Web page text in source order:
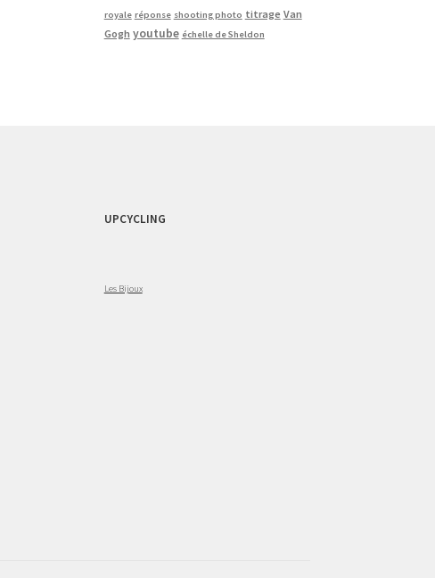
royale réponse shooting photo titrage Van
Gogh youtube échelle de Sheldon
UPCYCLING
Les Bijoux